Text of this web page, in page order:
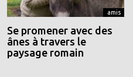
amis
Se promener avec des
ânes à travers le
paysage romain